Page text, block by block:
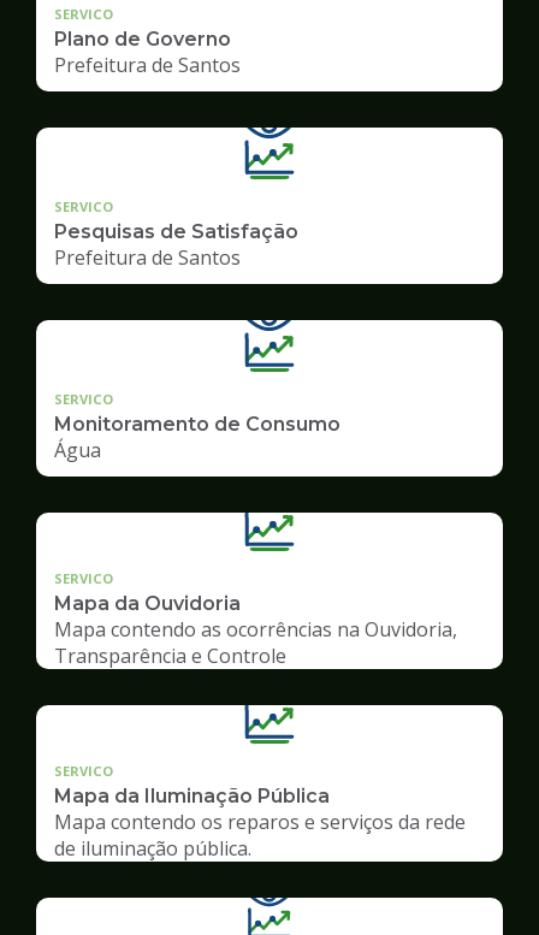
SERVICO
Plano de Governo
Prefeitura de Santos
SERVICO
Pesquisas de Satisfação
Prefeitura de Santos
SERVICO
Monitoramento de Consumo
Água
SERVICO
Mapa da Ouvidoria
Mapa contendo as ocorrências na Ouvidoria,
Transparência e Controle
SERVICO
Mapa da Iluminação Pública
Mapa contendo os reparos e serviços da rede
de iluminação pública.
Ilustração